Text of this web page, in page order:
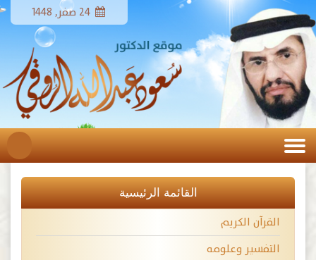
القائمة الرئيسية
القرآن الكريم
التفسير وعلومه